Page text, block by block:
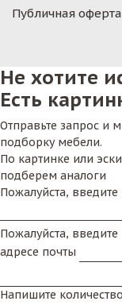
Публичная
Не хотите
Есть
Отправьте запрос и
подборку мебели.
По картинке или
подберем аналоги
Пожалуйста,
Пожалуйста,
адресе почты
Напишите